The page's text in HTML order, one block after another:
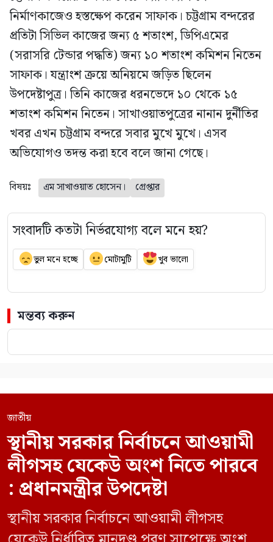
নির্মাণকাজেও হস্তক্ষেপ করেন সাফাক। চট্টগ্রাম বন্দরের
প্রতিটা সিভিল কাজের জন্য ৫ শতাংশ, ডিপিএমের
(সরাসরি টেন্ডার পদ্ধতি) জন্য ১০ শতাংশ কমিশন নিতেন
সাফাক। যন্ত্রাংশ ক্রয়ে অনিয়মে জড়িত ছিলেন
উপদেষ্টাপুত্র। তিনি কাজের ধরনভেদে ১০ থেকে ১৫
শতাংশ কমিশন নিতেন। সাখাওয়াতপুত্রের নানান দুর্নীতির
খবর এখন চট্টগ্রাম বন্দরে সবার মুখে মুখে। এসব
অভিযোগও তদন্ত করা হবে বলে জানা গেছে।
বিষয়ঃ এম সাখাওয়াত হোসেন। গ্রেপ্তার
সংবাদটি কতটা নির্ভরযোগ্য বলে মনে হয়?
ভুল মনে হচ্ছে মোটামুটি খুব ভালো
মন্তব্য করুন
জাতীয়
স্থানীয় সরকার নির্বাচনে আওয়ামী
লীগসহ যেকেউ অংশ নিতে পারবে
: প্রধানমন্ত্রীর উপদেষ্টা
স্থানীয় সরকার নির্বাচনে আওয়ামী লীগসহ